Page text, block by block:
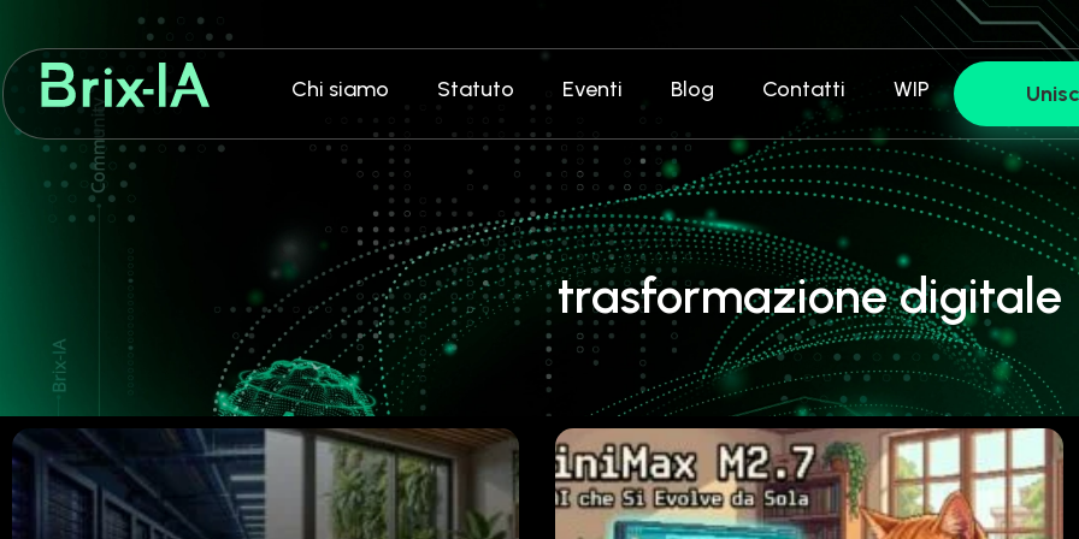
Chi siamo Statuto Eventi Blog Contatti WIP
trasformazione digitale